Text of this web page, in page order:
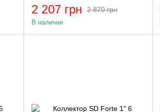
2 870 грн
2 207 грн
В наличии